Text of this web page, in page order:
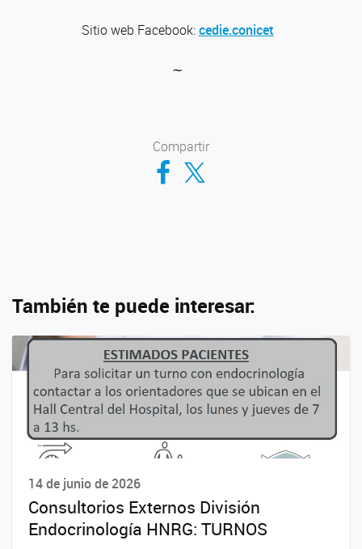
Sitio web Facebook:cedie.conicet
∼
Compartir
Compartir en Facebook
Compartir en Twitter
También te puede interesar:
14 de junio de 2026
Consultorios Externos División
Endocrinología HNRG: TURNOS